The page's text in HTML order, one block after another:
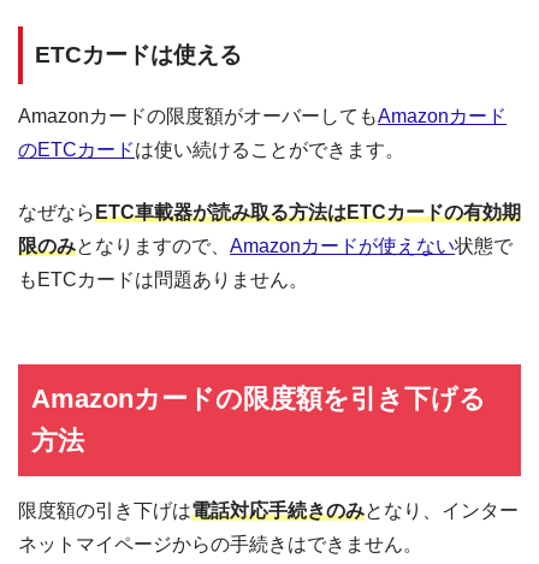
ETCカードは使える
Amazonカードの限度額がオーバーしてもAmazonカード
のETCカードは使い続けることができます。
なぜならETC車載器が読み取る方法はETCカードの有効期
限のみとなりますので、 Amazonカードが使えない状態で
もETCカードは問題ありません。
Amazonカードの限度額を引き下げる
方法
限度額の引き下げは電話対応手続きのみとなり、インター
ネットマイページからの手続きはできません。